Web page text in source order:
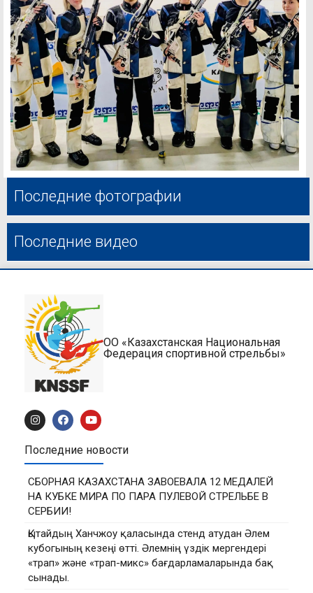
Последние фотографии
Последние видео
ОО «Казахстанская Национальная
Федерация спортивной стрельбы»
Последние новости
СБОРНАЯ КАЗАХСТАНА ЗАВОЕВАЛА 12 МЕДАЛЕЙ
НА КУБКЕ МИРА ПО ПАРА ПУЛЕВОЙ СТРЕЛЬБЕ В
СЕРБИИ!
Қытайдың Ханчжоу қаласында стенд атудан Әлем
кубогының кезеңі өтті. Әлемнің үздік мергендері
«трап» және «трап-микс» бағдарламаларында бақ
сынады.